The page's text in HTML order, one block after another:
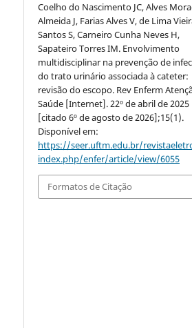
Coelho do Nascimento JC, Alves
Almeida J, Farias Alves V, de Lima
Santos S, Carneiro Cunha Neves H,
Sapateiro Torres IM. Envolvimento
multidisciplinar na prevenção de
do trato urinário associada à cateter:
revisão do escopo. Rev Enferm
Saúde [Internet]. 22º de abril de 2025
[citado 6º de agosto de 2026];15(1).
Disponível em:
https://seer.uftm.edu.br/
index.php/enfer/article/view/6055
Formatos de Citação